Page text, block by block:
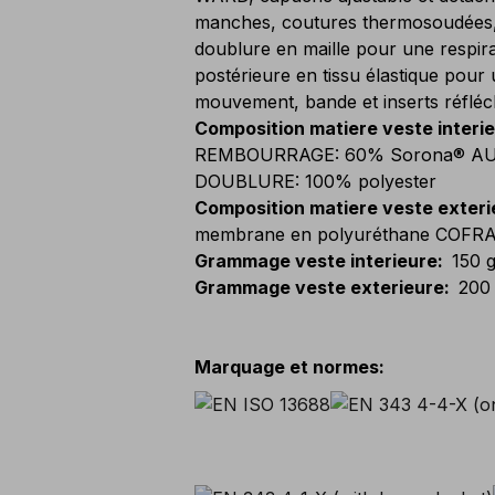
manches, coutures
doublure en maille pour une
postérieure en tissu élastique pour
mouvement, bande et inserts
Composition matiere veste
REMBOURRAGE: 60% Sorona®
DOUBLURE: 100% polyester
Composition matiere veste
membrane en polyuréthane
Grammage veste interieure: 150
Grammage veste exterieure: 200
Marquage et normes: